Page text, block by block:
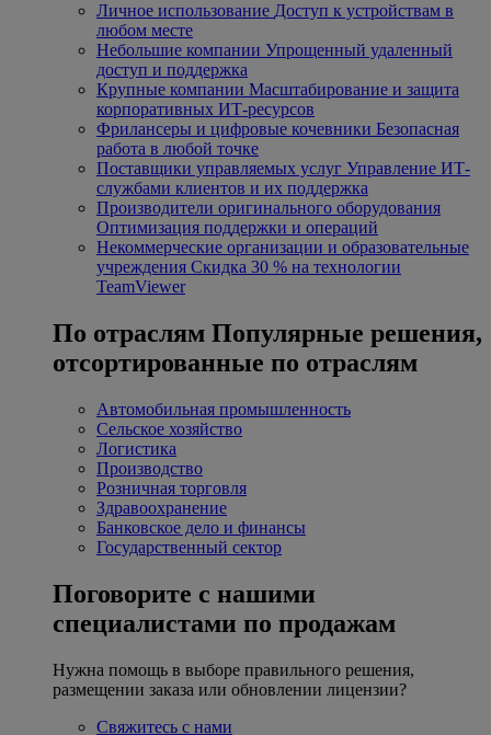
Личное использование Доступ к устройствам в
любом месте
Небольшие компании Упрощенный удаленный
доступ и поддержка
Крупные компании Масштабирование и защита
корпоративных ИТ-ресурсов
Фрилансеры и цифровые кочевники Безопасная
работа в любой точке
Поставщики управляемых услуг Управление ИТ-
службами клиентов и их поддержка
Производители оригинального оборудования
Оптимизация поддержки и операций
Некоммерческие организации и образовательные
учреждения Скидка 30 % на технологии
TeamViewer
По отраслям Популярные решения,
отсортированные по отраслям
Автомобильная промышленность
Сельское хозяйство
Логистика
Производство
Розничная торговля
Здравоохранение
Банковское дело и финансы
Государственный сектор
Поговорите с нашими
специалистами по продажам
Нужна помощь в выборе правильного решения,
размещении заказа или обновлении лицензии?
Свяжитесь с нами